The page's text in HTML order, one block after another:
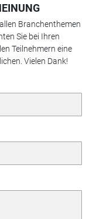
Branchenthemen
Sie bei Ihren
Teilnehmern eine
Vielen Dank!